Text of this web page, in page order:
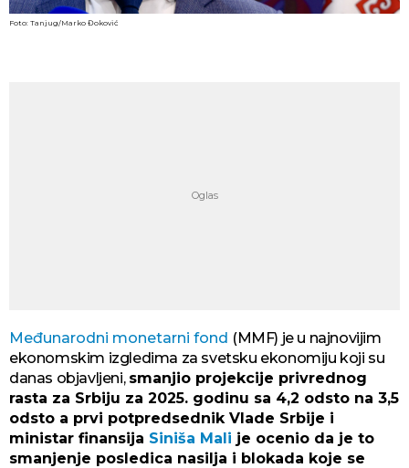
Foto: Tanjug/Marko Đoković
Međunarodni monetarni fond (MMF) je u najnovijim
ekonomskim izgledima za svetsku ekonomiju koji su
danas objavljeni, smanjio projekcije privrednog
rasta za Srbiju za 2025. godinu sa 4,2 odsto na 3,5
odsto a prvi potpredsednik Vlade Srbije i
ministar finansija Siniša Mali je ocenio da je to
smanjenje posledica nasilja i blokada koje se